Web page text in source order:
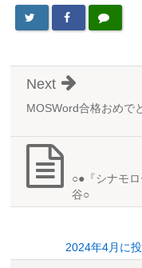
MOSWord合格おめで
Next
○●『シナモ
谷○
2024年4月に